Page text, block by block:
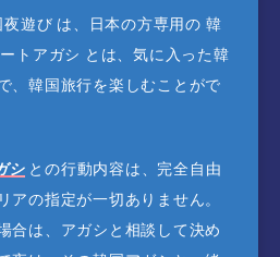
遊び は、日本の方専用の 韓
トアガシ とは、気に入った韓
、韓国旅行を楽しむことがで
シとの行動内容は、完全自由
アの指定が一切ありません。
合は、アガシと相談して決め